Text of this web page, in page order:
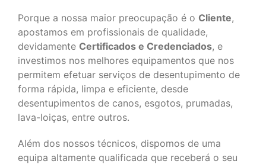
Porque a nossa maior preocupação é o Cliente,
apostamos em profissionais de qualidade,
devidamente Certificados e Credenciados, e
investimos nos melhores equipamentos que nos
permitem efetuar serviços de desentupimento de
forma rápida, limpa e eficiente, desde
desentupimentos de canos, esgotos, prumadas,
lava-loiças, entre outros.
Além dos nossos técnicos, dispomos de uma
equipa altamente qualificada que receberá o seu